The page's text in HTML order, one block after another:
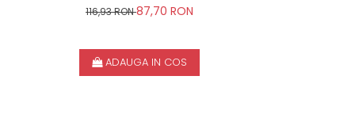
SIDEF, CRISTAL HELIX
116,93 RON87,70 RON
ADAUGA IN COS